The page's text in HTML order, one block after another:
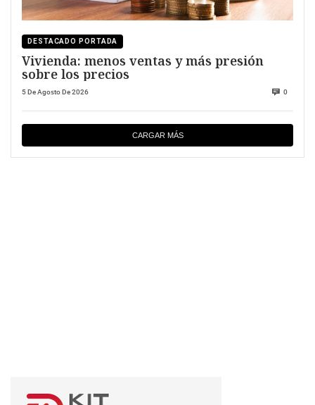
DESTACADO PORTADA
Vivienda: menos ventas y más presión
sobre los precios
5 De Agosto De 2026 0
CARGAR MÁS